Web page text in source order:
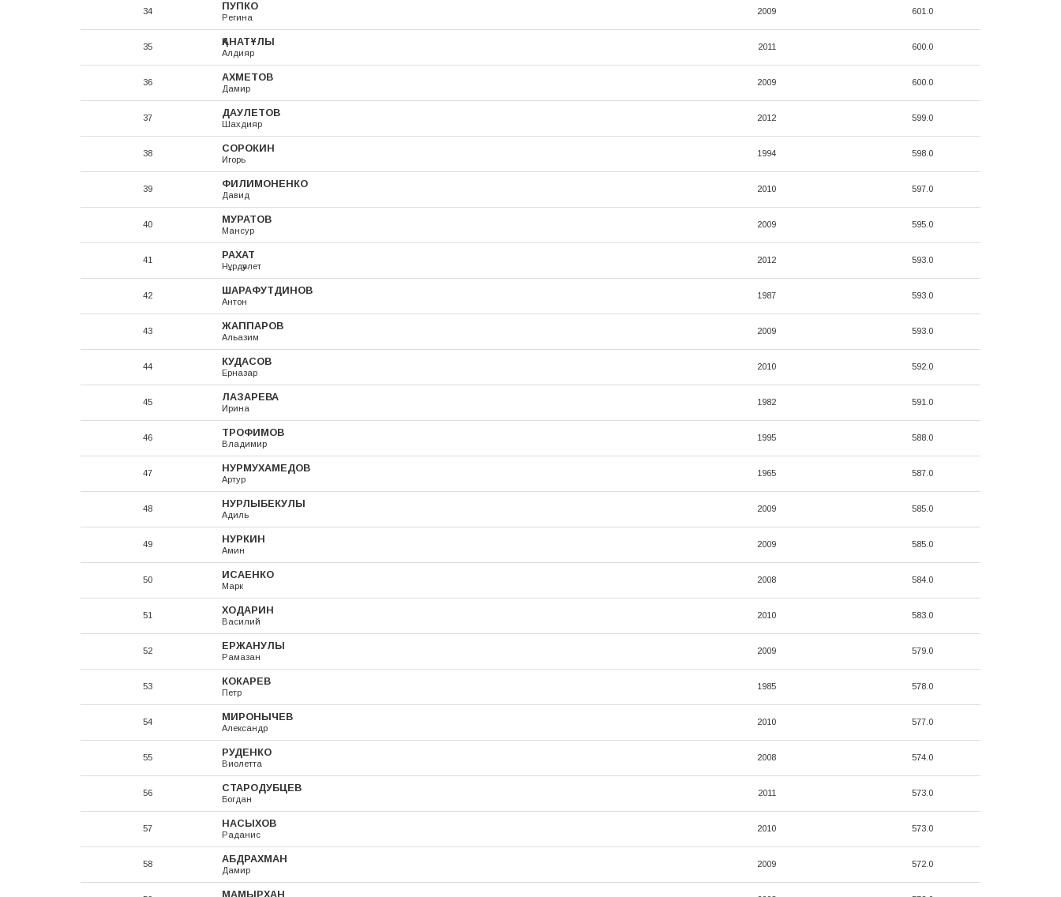
34 ПУПКО
Регина
2009 601.0
35 ҚАНАТҰЛЫ
Алдияр
2011 600.0
36 АХМЕТОВ
Дамир
2009 600.0
37 ДАУЛЕТОВ
Шахдияр
2012 599.0
38 СОРОКИН
Игорь
1994 598.0
39 ФИЛИМОНЕНКО
Давид
2010 597.0
40 МУРАТОВ
Мансур
2009 595.0
41 РАХАТ
Нұрдәулет
2012 593.0
42 ШАРАФУТДИНОВ
Антон
1987 593.0
43 ЖАППАРОВ
Альазим
2009 593.0
44 КУДАСОВ
Ерназар
2010 592.0
45 ЛАЗАРЕВА
Ирина
1982 591.0
46 ТРОФИМОВ
Владимир
1995 588.0
47 НУРМУХАМЕДОВ
Артур
1965 587.0
48 НУРЛЫБЕКУЛЫ
Адиль
2009 585.0
49 НУРКИН
Амин
2009 585.0
50 ИСАЕНКО
Марк
2008 584.0
51 ХОДАРИН
Василий
2010 583.0
52 ЕРЖАНУЛЫ
Рамазан
2009 579.0
53 КОКАРЕВ
Петр
1985 578.0
54 МИРОНЫЧЕВ
Александр
2010 577.0
55 РУДЕНКО
Виолетта
2008 574.0
56 СТАРОДУБЦЕВ
Богдан
2011 573.0
57 НАСЫХОВ
Раданис
2010 573.0
58 АБДРАХМАН
Дамир
2009 572.0
МАМЫРХАН